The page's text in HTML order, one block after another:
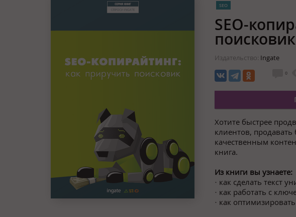
SEO
SEO-
поисковик
Издательство: Ingate
0
Хотите быстрее
клиентов, продавать
качественным
книга.
Из книги вы узнаете:
· как сделать текст
· как работать с
· как оптимизировать